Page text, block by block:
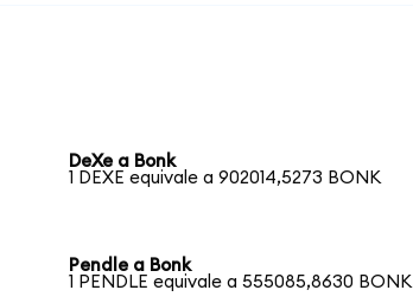
DeXe a Bonk
1 DEXE equivale a 902014,5273 BONK
Pendle a Bonk
1 PENDLE equivale a 555085,8630 BONK